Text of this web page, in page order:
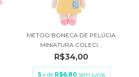
METOO BONECA DE PELÚCIA
MINIATURA COLECI...
R$34,00
5 x de R$6,80 sem juros